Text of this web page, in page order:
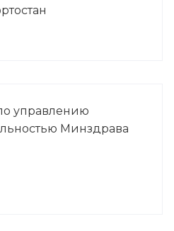
управлению
Минздрава